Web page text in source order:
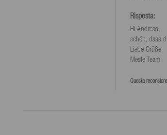
Risposta:
Hi Andreas,
schön, dass
Liebe Grüße
Mesle Team
Questa